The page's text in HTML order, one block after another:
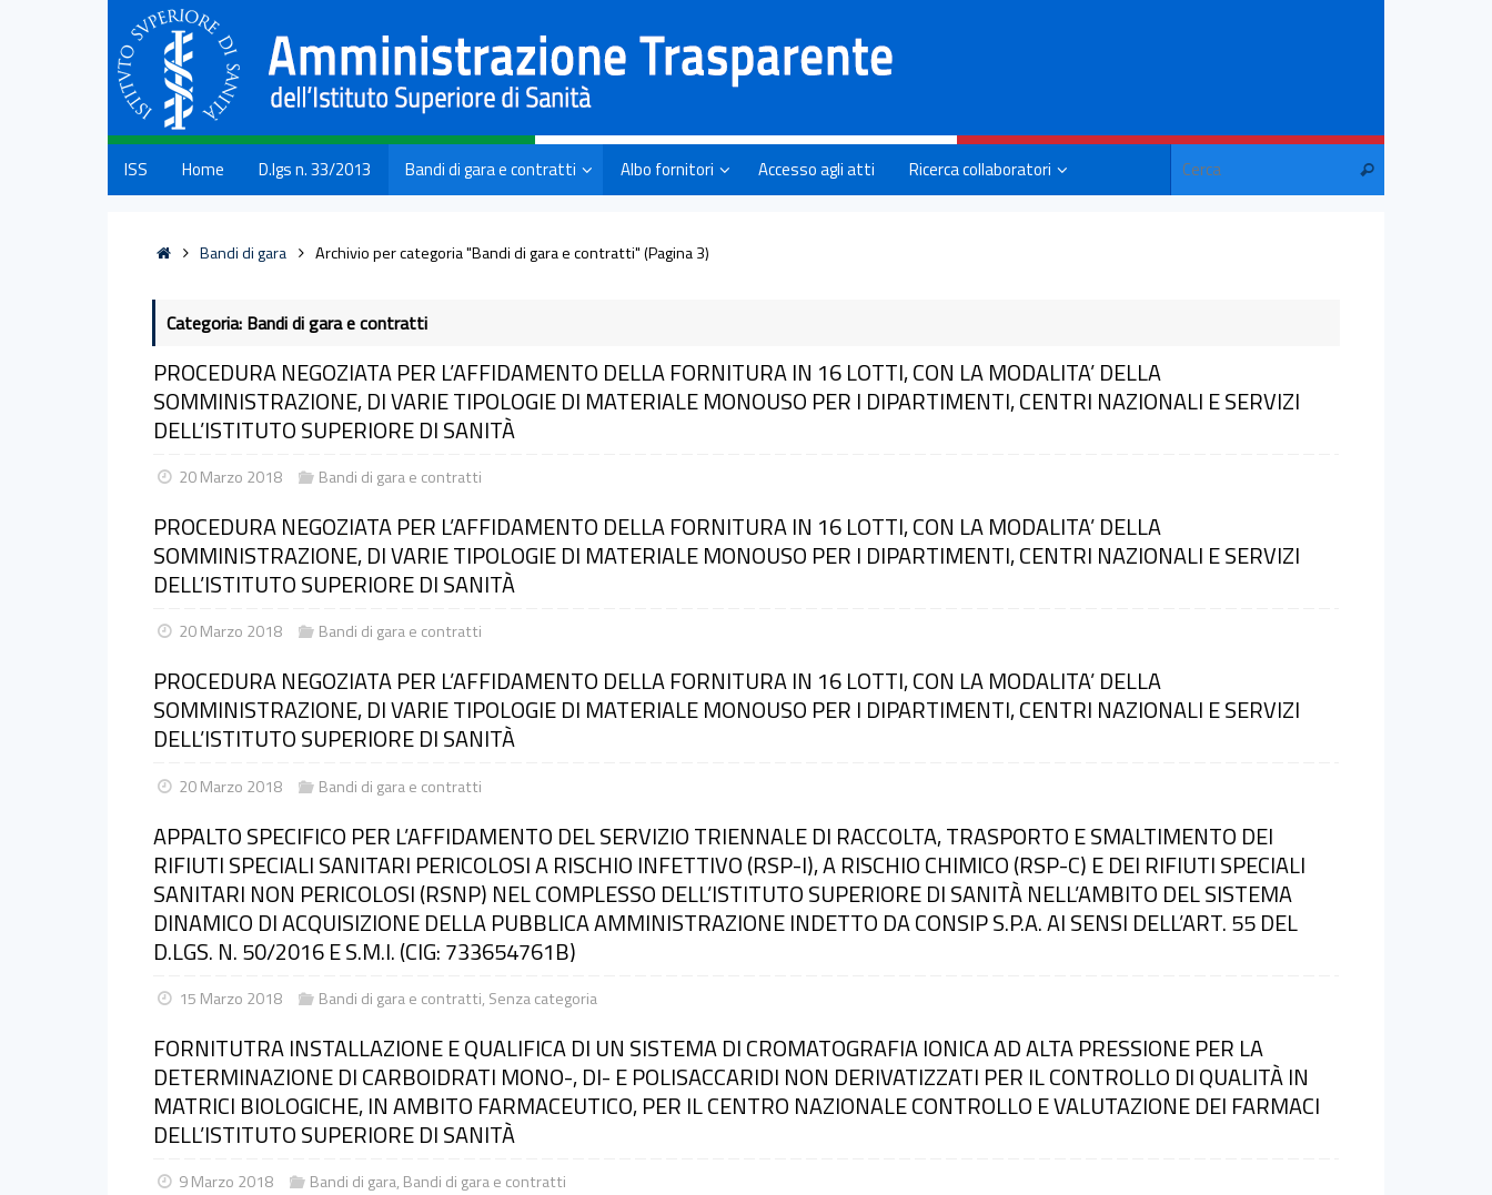
ISS Home D.lgs n. 33/2013 Bandi di gara e contratti Albo fornitori Accesso agli atti Ricerca collaboratori
Bandi di gara Archivio per categoria "Bandi di gara e contratti"(Pagina 3)
Categoria: Bandi di gara e contratti
PROCEDURA NEGOZIATA PER L’AFFIDAMENTO DELLA FORNITURA IN 16 LOTTI, CON LA MODALITA’ DELLA
SOMMINISTRAZIONE, DI VARIE TIPOLOGIE DI MATERIALE MONOUSO PER I DIPARTIMENTI, CENTRI NAZIONALI E SERVIZI
DELL’ISTITUTO SUPERIORE DI SANITÀ
20 Marzo 2018 Bandi di gara e contratti
PROCEDURA NEGOZIATA PER L’AFFIDAMENTO DELLA FORNITURA IN 16 LOTTI, CON LA MODALITA’ DELLA
SOMMINISTRAZIONE, DI VARIE TIPOLOGIE DI MATERIALE MONOUSO PER I DIPARTIMENTI, CENTRI NAZIONALI E SERVIZI
DELL’ISTITUTO SUPERIORE DI SANITÀ
20 Marzo 2018 Bandi di gara e contratti
PROCEDURA NEGOZIATA PER L’AFFIDAMENTO DELLA FORNITURA IN 16 LOTTI, CON LA MODALITA’ DELLA
SOMMINISTRAZIONE, DI VARIE TIPOLOGIE DI MATERIALE MONOUSO PER I DIPARTIMENTI, CENTRI NAZIONALI E SERVIZI
DELL’ISTITUTO SUPERIORE DI SANITÀ
20 Marzo 2018 Bandi di gara e contratti
APPALTO SPECIFICO PER L’AFFIDAMENTO DEL SERVIZIO TRIENNALE DI RACCOLTA, TRASPORTO E SMALTIMENTO DEI
RIFIUTI SPECIALI SANITARI PERICOLOSI A RISCHIO INFETTIVO (RSP-I), A RISCHIO CHIMICO (RSP-C) E DEI RIFIUTI SPECIALI
SANITARI NON PERICOLOSI (RSNP) NEL COMPLESSO DELL’ISTITUTO SUPERIORE DI SANITÀ NELL’AMBITO DEL SISTEMA
DINAMICO DI ACQUISIZIONE DELLA PUBBLICA AMMINISTRAZIONE INDETTO DA CONSIP S.P.A. AI SENSI DELL’ART. 55 DEL
D.LGS. N. 50/2016 E S.M.I. (CIG: 733654761B)
15 Marzo 2018 Bandi di gara e contratti, Senza categoria
FORNITUTRA INSTALLAZIONE E QUALIFICA DI UN SISTEMA DI CROMATOGRAFIA IONICA AD ALTA PRESSIONE PER LA
DETERMINAZIONE DI CARBOIDRATI MONO-, DI- E POLISACCARIDI NON DERIVATIZZATI PER IL CONTROLLO DI QUALITÀ IN
MATRICI BIOLOGICHE, IN AMBITO FARMACEUTICO, PER IL CENTRO NAZIONALE CONTROLLO E VALUTAZIONE DEI FARMACI
DELL’ISTITUTO SUPERIORE DI SANITÀ
9 Marzo 2018 Bandi di gara, Bandi di gara e contratti